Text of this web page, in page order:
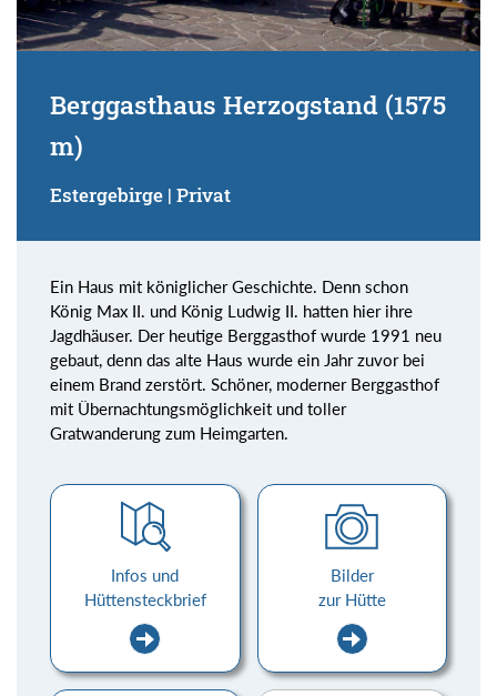
Berggasthaus Herzogstand (1575
m)
Estergebirge | Privat
Ein Haus mit königlicher Geschichte. Denn schon
König Max II. und König Ludwig II. hatten hier ihre
Jagdhäuser. Der heutige Berggasthof wurde 1991 neu
gebaut, denn das alte Haus wurde ein Jahr zuvor bei
einem Brand zerstört. Schöner, moderner Berggasthof
mit Übernachtungsmöglichkeit und toller
Gratwanderung zum Heimgarten.
Infos und
Hüttensteckbrief
Bilder
zur Hütte